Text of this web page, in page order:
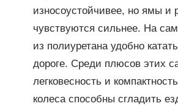
износоустойчивее, но ямы и
чувствуются сильнее. На
из полиуретана удобно
дороге. Среди плюсов этих
легковесность и
колеса способны сгладить